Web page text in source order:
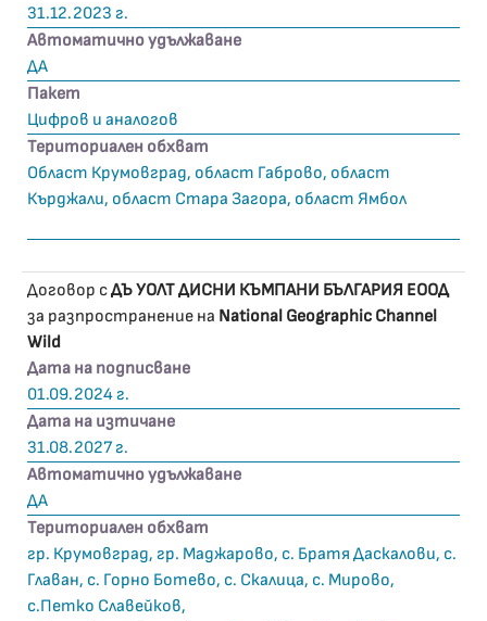
31.12.2023 г.
Автоматично удължаване
ДА
Пакет
Цифров и аналогов
Териториален обхват
Област Крумовград, област Габрово, област
Кърджали, област Стара Загора, област Ямбол
Договор сДЪ УОЛТ ДИСНИ КЪМПАНИ БЪЛГАРИЯ ЕООД
за разпространение на National Geographic Channel
Wild
Дата на подписване
01.09.2024 г.
Дата на изтичане
31.08.2027 г.
Автоматично удължаване
ДА
Териториален обхват
гр. Крумовград, гр. Маджарово, с. Братя Даскалови, с.
Главан, с. Горно Ботево, с. Скалица, с. Мирово,
с.Петко Славейков,